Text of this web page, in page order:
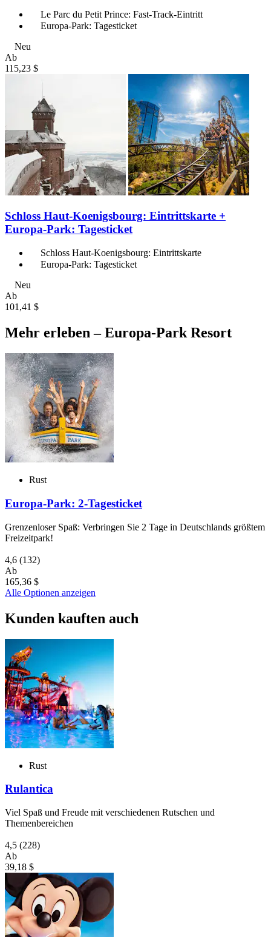
Le Parc du Petit Prince: Fast-Track-Eintritt
Europa-Park: Tagesticket
Neu
Ab
115,23 $
Schloss Haut-Koenigsbourg: Eintrittskarte +
Europa-Park: Tagesticket
Schloss Haut-Koenigsbourg: Eintrittskarte
Europa-Park: Tagesticket
Neu
Ab
101,41 $
Mehr erleben – Europa-Park Resort
Rust
Europa-Park: 2-Tagesticket
Grenzenloser Spaß: Verbringen Sie 2 Tage in Deutschlands größtem
Freizeitpark!
4,6 (132)
Ab
165,36 $
Alle Optionen anzeigen
Kunden kauften auch
Rust
Rulantica
Viel Spaß und Freude mit verschiedenen Rutschen und
Themenbereichen
4,5 (228)
Ab
39,18 $